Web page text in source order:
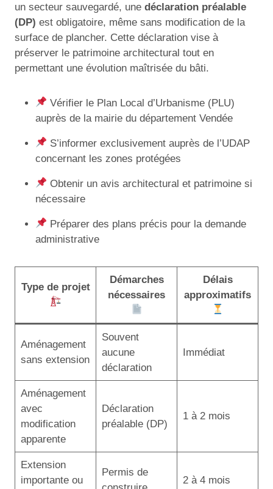
un secteur sauvegardé, une déclaration préalable
(DP) est obligatoire, même sans modification de la
surface de plancher. Cette déclaration vise à
préserver le patrimoine architectural tout en
permettant une évolution maîtrisée du bâti.
Vérifier le Plan Local d’Urbanisme (PLU)
auprès de la mairie du département Vendée
S’informer exclusivement auprès de l’UDAP
concernant les zones protégées
Obtenir un avis architectural et patrimoine si
nécessaire
Préparer des plans précis pour la demande
administrative
Type de projet
Démarches
nécessaires
Délais
approximatifs
Aménagement
sans extension
Souvent
aucune
déclaration
Immédiat
Aménagement
avec
modification
apparente
Déclaration
préalable (DP)
1 à 2 mois
Extension
importante ou
Permis de
2 à 4 mois